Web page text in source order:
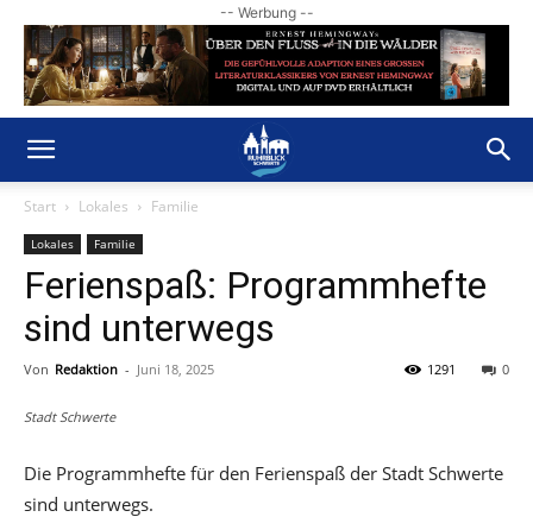
-- Werbung --
Start Lokales Familie
Lokales Familie
Ferienspaß: Programmhefte
sind unterwegs
Von Redaktion - Juni 18, 2025 0
1291
Stadt Schwerte
Die Programmhefte für den Ferienspaß der Stadt Schwerte
sind unterwegs.